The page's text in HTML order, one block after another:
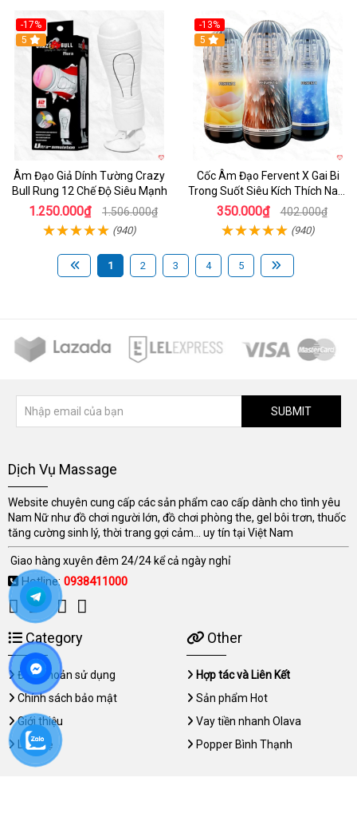
-17%
5
Âm Đạo Giả Dính Tường Crazy
Bull Rung 12 Chế Độ Siêu Mạnh
1.250.000₫ 1.506.000₫
(940)
-13%
Hot
5
Cốc Âm Đạo Fervent X Gai Bi
Trong Suốt Siêu Kích Thích Nam
Giới
350.000₫ 402.000₫
(940)
1 2 3 4 5
SUBMIT
Dịch Vụ Massage
Website chuyên cung cấp các sản phẩm cao cấp dành cho tình yêu
Nam Nữ như đồ chơi người lớn, đồ chơi phòng the, gel bôi trơn, thuốc
tăng cường sinh lý, thời trang gợi cảm... uy tín tại Việt Nam
Giao hàng xuyên đêm 24/24 kể cả ngày nghỉ
Hotline: 0938411000
Category
Điều khoản sử dụng
Chính sách bảo mật
Giới thiệu
Liên hệ
Other
Hợp tác và Liên Kết
Sản phẩm Hot
Vay tiền nhanh Olava
Popper Bình Thạnh